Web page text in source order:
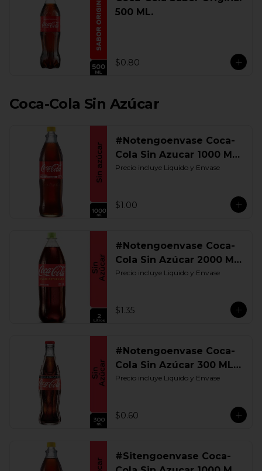
500 ML.
$0.80
Coca-Cola Sin Azúcar
#Notengoenvase Coca-
Cola Sin Azucar 1000 ML.
Retornable
Precio incluye Liquido y Envase
$1.00
#Notengoenvase Coca-
Cola Sin Azúcar 2000 ML.
Retornable
Precio incluye Liquido y Envase
$1.35
#Notengoenvase Coca-
Cola Sin Azúcar 300 ML.
Retornable
Precio incluye Liquido y Envase
$0.60
#Sitengoenvase Coca-